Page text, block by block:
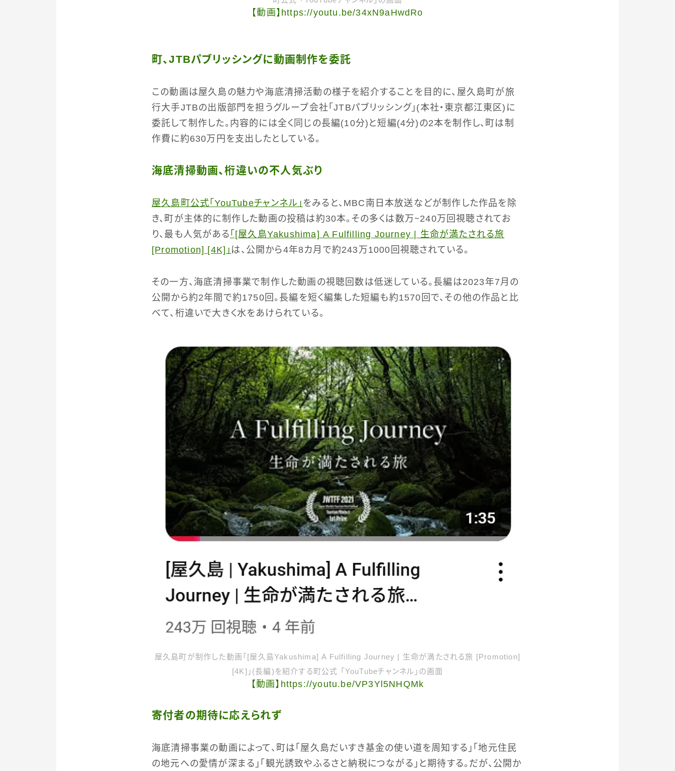
【動画】https://youtu.be/34xN9aHwdRo
町、JTBパブリッシングに動画制作を委託
この動画は屋久島の魅力や海底清掃活動の様子を紹介することを目的に、屋久島町が旅
行大手JTBの出版部門を担うグループ会社「JTBパブリッシング」(本社・東京都江東区)に
委託して制作した。内容的には全く同じの長編(10分)と短編(4分)の2本を制作し、町は制
作費に約630万円を支出したとしている。
海底清掃動画、桁違いの不人気ぶり
屋久島町公式「YouTubeチャンネル」 をみると、MBC南日本放送などが制作した作品を除
き、町が主体的に制作した動画の投稿は約30本。その多くは数万～240万回視聴されてお
り、最も人気がある 「[屋久島Yakushima] A Fulfilling Journey | 生命が満たされる旅
[Promotion] [4K]」 は、公開から4年8カ月で約243万1000回視聴されている。
その一方、海底清掃事業で制作した動画の視聴回数は低迷している。長編は2023年7月の
公開から約2年間で約1750回。長編を短く編集した短編も約1570回で、その他の作品と比
べて、桁違いで大きく水をあけられている。
屋久島町が制作した動画「[屋久島Yakushima] A Fulfilling Journey | 生命が満たされる旅 [Promotion]
[4K]」(長編)を紹介する町公式 「YouTubeチャンネル」の画面
【動画】https://youtu.be/VP3Yl5NHQMk
寄付者の期待に応えられず
海底清掃事業の動画によって、町は「屋久島だいすき基金の使い道を周知する」「地元住民
の地元への愛情が深まる」「観光誘致やふるさと納税につながる」と期待する。だが、公開か